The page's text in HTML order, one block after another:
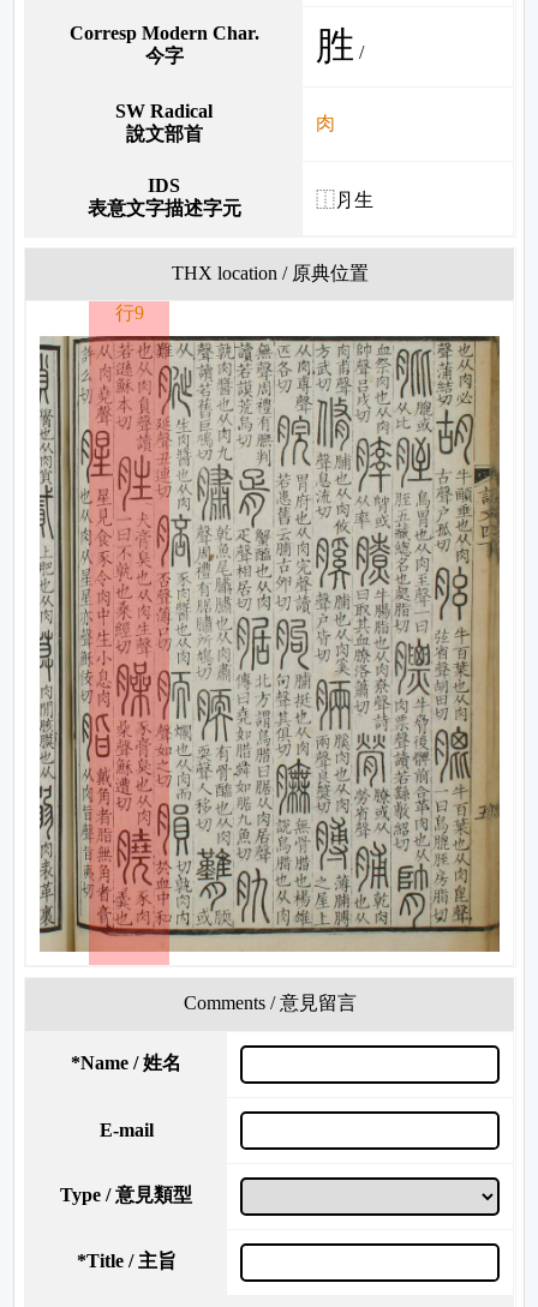
Corresp Modern Char.
今字
胜 /
SW Radical
說文部首
肉
IDS
表意文字描述字元
⿰⺼生
THX location / 原典位置
行9
Comments / 意見留言
*Name / 姓名
E-mail
Type / 意見類型
*Title / 主旨